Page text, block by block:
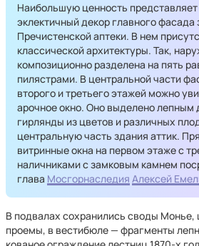
Наибольшую ценность
эклектичный декор главного фасада
Пречистенской аптеки. В нем
классической архитектуры. Так,
композиционно разделена на пять
пилястрами. В центральной части
второго и третьего этажей можно
арочное окно. Оно выделено лепным
гирлянды из цветов и различных
центральную часть здания аттик.
витринные окна на первом этаже с
наличниками с замковым камнем
глава Мосгорнаследия Алексей
В подвалах сохранились своды Монье,
проемы, в вестибюле — фрагменты